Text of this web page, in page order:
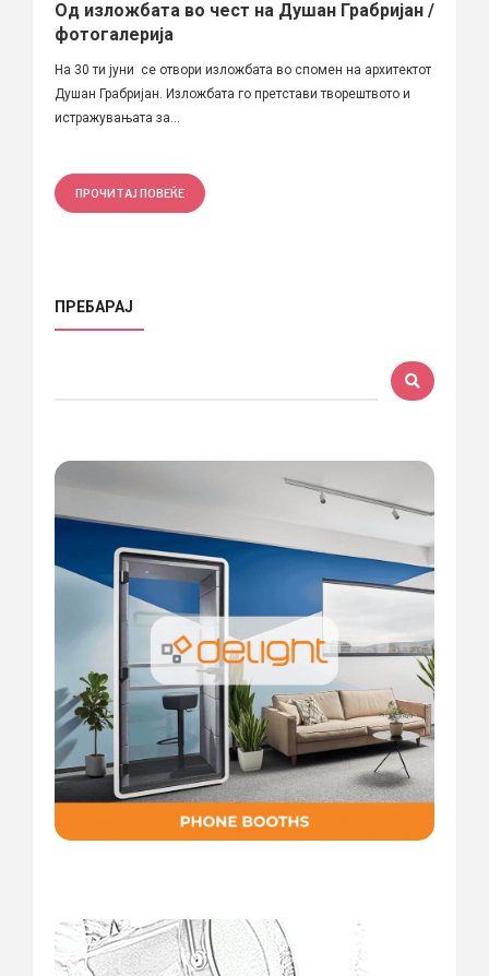
Од изложбата во чест на Душан Грабријан /
фотогалерија
На 30 ти јуни се отвори изложбата во спомен на архитектот
Душан Грабријан. Изложбата го претстави творештвото и
истражувањата за...
ПРОЧИТАЈ ПОВЕЌЕ
ПРЕБАРАЈ